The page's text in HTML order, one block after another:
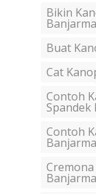
Bikin
Buat
Cat
Contoh
Spandek
Contoh